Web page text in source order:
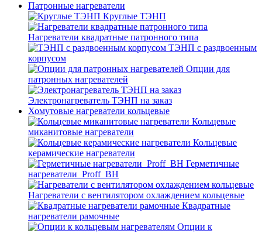
Патронные нагреватели
Круглые ТЭНП
Нагреватели квадратные патронного типа
ТЭНП с раздвоенным
корпусом
Опции для
патронных нагревателей
Электронагреватель ТЭНП на заказ
Хомутовые нагреватели кольцевые
Кольцевые
миканитовые нагреватели
Кольцевые
керамические нагреватели
Герметичные
нагреватели_Proff_BH
Нагреватели с вентилятором охлаждением кольцевые
Квадратные
нагреватели рамочные
Опции к